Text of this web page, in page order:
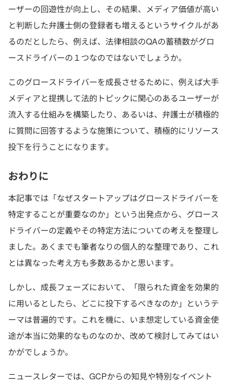
ーザーの回遊性が向上し、その結果、メディア価値が高い
と判断した弁護士側の登録者も増えるというサイクルがあ
るのだとしたら、例えば、法律相談のQAの蓄積数がグロ
ースドライバーの１つなのではないでしょうか。
このグロースドライバーを成長させるために、例えば大手
メディアと提携して法的トピックに関心のあるユーザーが
流入する仕組みを構築したり、あるいは、弁護士が積極的
に質問に回答するような施策について、積極的にリソース
投下を行うことになります。
おわりに
本記事では「なぜスタートアップはグロースドライバーを
特定することが重要なのか」という出発点から、グロース
ドライバーの定義やその特定方法についての考えを整理し
ました。あくまでも筆者なりの個人的な整理であり、これ
とは異なった考え方も多数あるかと思います。
しかし、成長フェーズにおいて、「限られた資金を効果的
に用いるとしたら、どこに投下するべきなのか」というテ
ーマは普遍的です。これを機に、いま想定している資金使
途が本当に効果的なものなのか、改めて検討してみてはい
かがでしょうか。
ニュースレターでは、GCPからの知見や特別なイベント